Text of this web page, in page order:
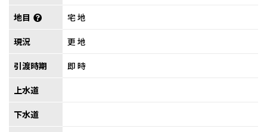
地目 宅地
現況 更地
引渡時期 即時
上水道
下水道